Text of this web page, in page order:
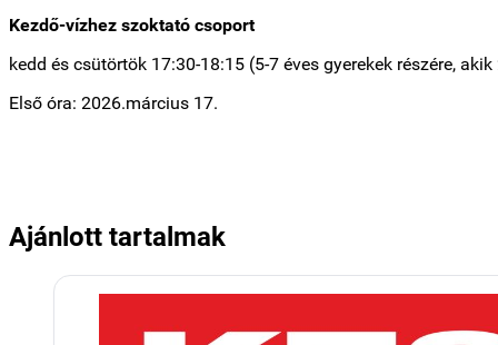
Kezdő-vízhez szoktató csoport
kedd és csütörtök 17:30-18:15 (5-7 éves gyerekek részére, akik
Első óra: 2026.március 17.
Ajánlott tartalmak